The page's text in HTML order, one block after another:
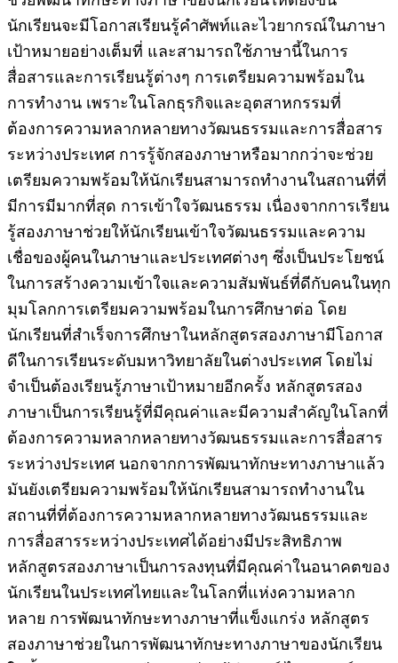
นักเรียนจะมีโอกาสเรียนรู้คำศัพท์และไวยากรณ์ในภาษา
เป้าหมายอย่างเต็มที่ และสามารถใช้ภาษานี้ในการ
สื่อสารและการเรียนรู้ต่างๆ การเตรียมความพร้อมใน
การทำงาน เพราะในโลกธุรกิจและอุตสาหกรรมที่
ต้องการความหลากหลายทางวัฒนธรรมและการสื่อสาร
ระหว่างประเทศ การรู้จักสองภาษาหรือมากกว่าจะช่วย
เตรียมความพร้อมให้นักเรียนสามารถทำงานในสถานที่ที่
มีการมีมากที่สุด การเข้าใจวัฒนธรรม เนื่องจากการเรียน
รู้สองภาษาช่วยให้นักเรียนเข้าใจวัฒนธรรมและความ
เชื่อของผู้คนในภาษาและประเทศต่างๆ ซึ่งเป็นประโยชน์
ในการสร้างความเข้าใจและความสัมพันธ์ที่ดีกับคนในทุก
มุมโลกการเตรียมความพร้อมในการศึกษาต่อ โดย
นักเรียนที่สำเร็จการศึกษาในหลักสูตรสองภาษามีโอกาส
ดีในการเรียนระดับมหาวิทยาลัยในต่างประเทศ โดยไม่
จำเป็นต้องเรียนรู้ภาษาเป้าหมายอีกครั้ง หลักสูตรสอง
ภาษาเป็นการเรียนรู้ที่มีคุณค่าและมีความสำคัญในโลกที่
ต้องการความหลากหลายทางวัฒนธรรมและการสื่อสาร
ระหว่างประเทศ นอกจากการพัฒนาทักษะทางภาษาแล้ว
มันยังเตรียมความพร้อมให้นักเรียนสามารถทำงานใน
สถานที่ที่ต้องการความหลากหลายทางวัฒนธรรมและ
การสื่อสารระหว่างประเทศได้อย่างมีประสิทธิภาพ
หลักสูตรสองภาษาเป็นการลงทุนที่มีคุณค่าในอนาคตของ
นักเรียนในประเทศไทยและในโลกที่แห่งความหลาก
หลาย การพัฒนาทักษะทางภาษาที่แข็งแกร่ง หลักสูตร
สองภาษาช่วยในการพัฒนาทักษะทางภาษาของนักเรียน